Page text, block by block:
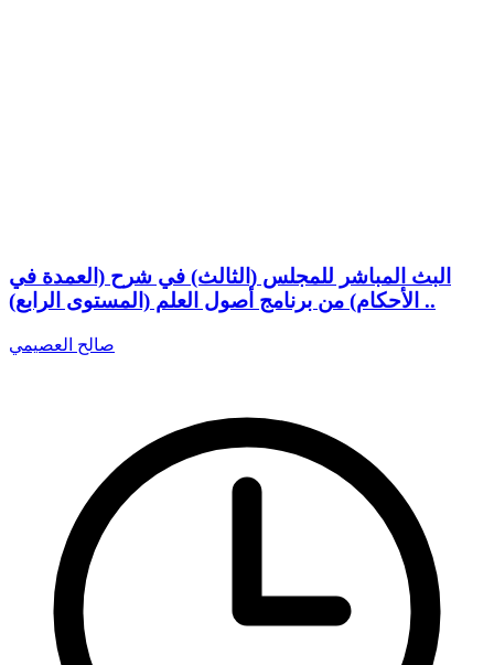
البث المباشر للمجلس (الثالث) في شرح (العمدة في
الأحكام) من برنامج أصول العلم (المستوى الرابع) ..
صالح العصيمي